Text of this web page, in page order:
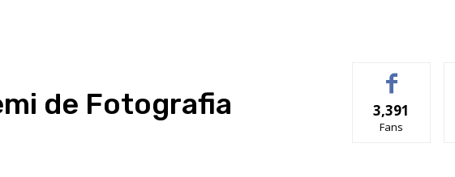
de Fotografia 3,391
Fans